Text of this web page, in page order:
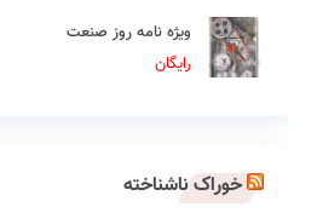
ویژه نامه روز صنعت
رایگان
خوراک ناشناخته